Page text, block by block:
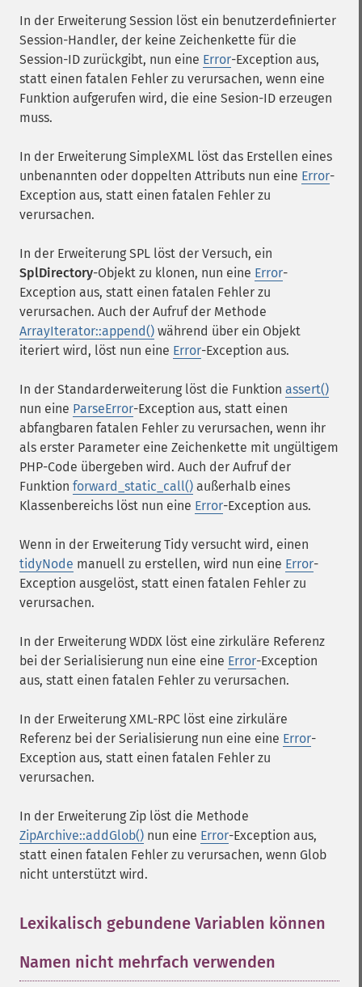
In der Erweiterung Session löst ein benutzerdefinierter
Session-Handler, der keine Zeichenkette für die
Session-ID zurückgibt, nun eine Error-Exception aus,
statt einen fatalen Fehler zu verursachen, wenn eine
Funktion aufgerufen wird, die eine Sesion-ID erzeugen
muss.
In der Erweiterung SimpleXML löst das Erstellen eines
unbenannten oder doppelten Attributs nun eine Error-
Exception aus, statt einen fatalen Fehler zu
verursachen.
In der Erweiterung SPL löst der Versuch, ein
SplDirectory-Objekt zu klonen, nun eine Error-
Exception aus, statt einen fatalen Fehler zu
verursachen. Auch der Aufruf der Methode
ArrayIterator::append() während über ein Objekt
iteriert wird, löst nun eine Error-Exception aus.
In der Standarderweiterung löst die Funktion assert()
nun eine ParseError-Exception aus, statt einen
abfangbaren fatalen Fehler zu verursachen, wenn ihr
als erster Parameter eine Zeichenkette mit ungültigem
PHP-Code übergeben wird. Auch der Aufruf der
Funktion forward_static_call() außerhalb eines
Klassenbereichs löst nun eine Error-Exception aus.
Wenn in der Erweiterung Tidy versucht wird, einen
tidyNode manuell zu erstellen, wird nun eine Error-
Exception ausgelöst, statt einen fatalen Fehler zu
verursachen.
In der Erweiterung WDDX löst eine zirkuläre Referenz
bei der Serialisierung nun eine eine Error-Exception
aus, statt einen fatalen Fehler zu verursachen.
In der Erweiterung XML-RPC löst eine zirkuläre
Referenz bei der Serialisierung nun eine eine Error-
Exception aus, statt einen fatalen Fehler zu
verursachen.
In der Erweiterung Zip löst die Methode
ZipArchive::addGlob() nun eine Error-Exception aus,
statt einen fatalen Fehler zu verursachen, wenn Glob
nicht unterstützt wird.
Lexikalisch gebundene Variablen können
Namen nicht mehrfach verwenden